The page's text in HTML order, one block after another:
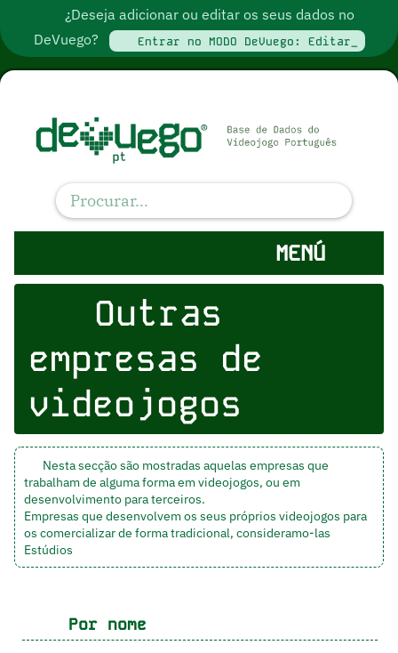
¿Deseja adicionar ou editar os seus dados no
DeVuego?
Entrar no MODO DeVuego: Editar_
MENÚ
Outras
empresas de
videojogos
Nesta secção são mostradas aquelas empresas que
trabalham de alguma forma em videojogos, ou em
desenvolvimento para terceiros.
Empresas que desenvolvem os seus próprios videojogos para
os comercializar de forma tradicional, consideramo-las
Estúdios
Por nome